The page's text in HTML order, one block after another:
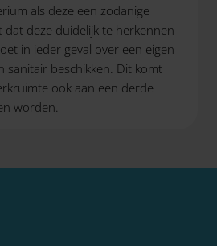
als deze een zodanige
dat deze duidelijk te herkennen
in ieder geval over een eigen
sanitair beschikken. Dit komt
ook aan een derde
worden.